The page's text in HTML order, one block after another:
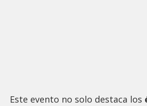
Este evento no solo destaca los